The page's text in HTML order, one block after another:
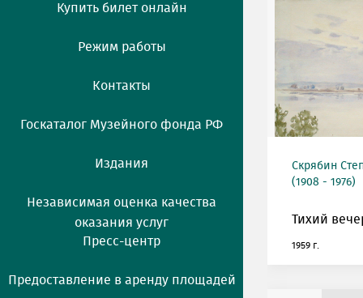
Купить билет онлайн
Режим работы
Контакты
Госкаталог Музейного фонда РФ
Издания
Независимая оценка качества
оказания услуг
Пресс-центр
Предоставление в аренду площадей
Скрябин
(1908 - 1976)
Тихий
1959 г.